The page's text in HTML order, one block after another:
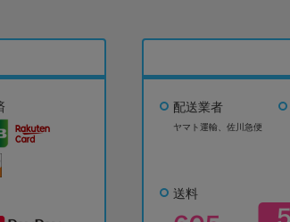
配送業者
ヤマト運輸、佐川急便
送料